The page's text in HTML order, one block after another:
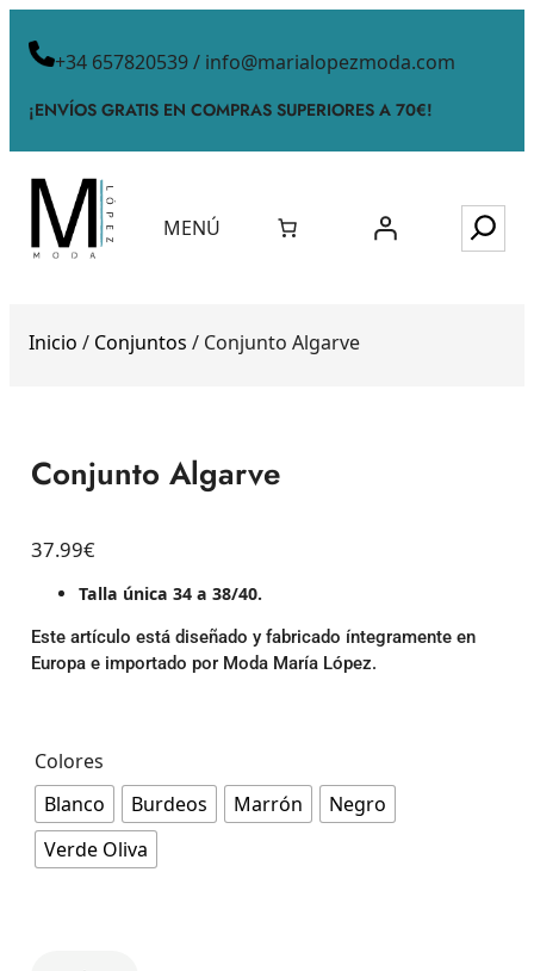
+34 657820539 / info@marialopezmoda.com
¡ENVÍOS GRATIS EN COMPRAS SUPERIORES A 70€!
MENÚ
Inicio / Conjuntos / Conjunto Algarve
Conjunto Algarve
37.99€
Talla única 34 a 38/40.
Este artículo está diseñado y fabricado íntegramente en
Europa e importado por Moda María López.
Colores
Blanco
Burdeos Marrón
Negro
Verde Oliva